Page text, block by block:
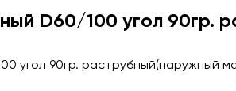
D60/100 угол 90гр.
угол 90гр. раструбный(наружный